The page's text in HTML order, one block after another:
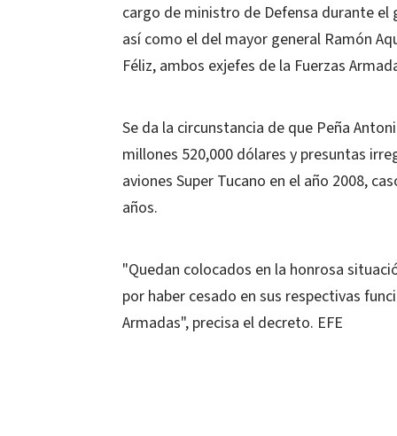
cargo de ministro de Defensa durante el
así como el del mayor general Ramón
Féliz, ambos exjefes de la Fuerzas
Se da la circunstancia de que Peña
millones 520,000 dólares y presuntas
aviones Super Tucano en el año 2008,
años.
"Quedan colocados en la honrosa
por haber cesado en sus respectivas
Armadas", precisa el decreto. EFE